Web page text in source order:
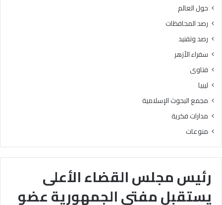
رئيس مجلس القضاء الأعلى
يستقبل مفتي الجمهورية عضو
حول العالم
رصد المحافظات
رصد وتفنيد
سفراء الأزهر
فتاوى
ليبيا
مجمع البحوث الإسلامية
مدارات فكرية
منوعات